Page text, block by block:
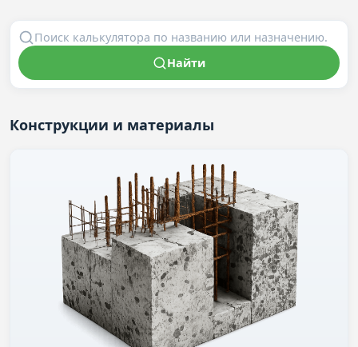
Найти
Конструкции и материалы